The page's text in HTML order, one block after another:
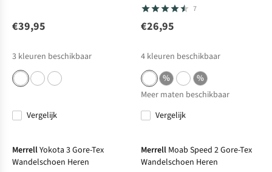
€39,95
3 kleuren beschikbaar
Vergelijk
7
€26,95
4 kleuren beschikbaar
%
%
Meer maten beschikbaar
Vergelijk
MerrellYokota 3 Gore-Tex
Wandelschoen Heren
Merrell Moab Speed 2 Gore-Tex
Wandelschoen Heren